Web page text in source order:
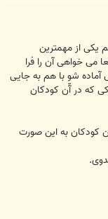
از مهمترین
می خواهی آن را فرا
شو با هم به جایی
که در آّن کودکان
به این صورت